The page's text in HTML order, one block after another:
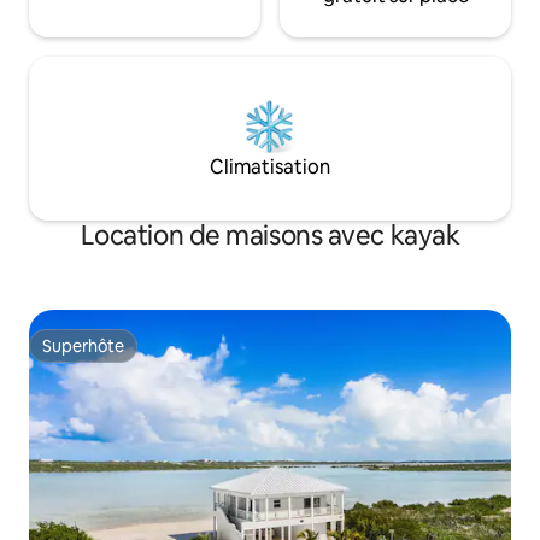
Climatisation
Location de maisons avec kayak
Superhôte
Superhôte